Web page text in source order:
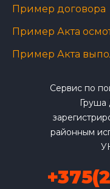
Пример договора
Пример Акта
Пример Акта
Сервис по
Груша
районным